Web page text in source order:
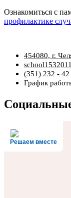
Ознакомиться с
профилактике
454080, г.
(351) 232 - 42
График
Решаем вместе